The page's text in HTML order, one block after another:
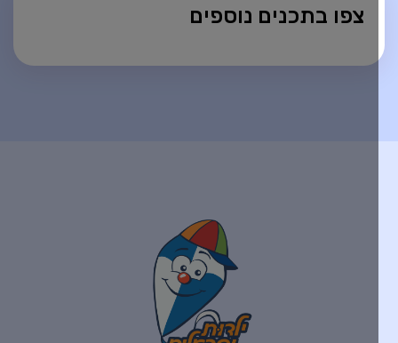
צפו בתכנים נוספים